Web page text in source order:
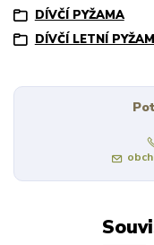
DÍVČÍ PYŽAMA
DÍVČÍ LETNÍ